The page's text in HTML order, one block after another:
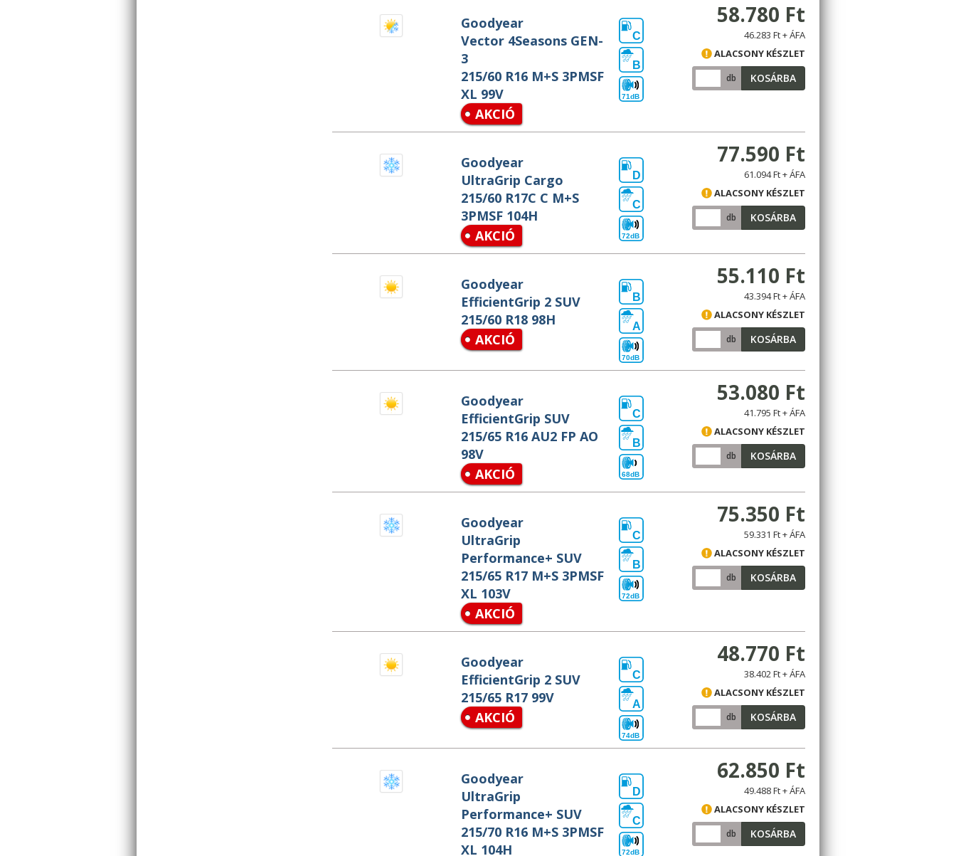
Goodyear
Vector 4Seasons GEN-
3
215/60 R16 M+S 3PMSF
XL 99V
AKCIÓ
C
B
71dB
58.780 Ft
46.283 Ft + ÁFA
ALACSONY KÉSZLET
db KOSÁRBA
Goodyear
UltraGrip Cargo
215/60 R17C C M+S
3PMSF 104H
AKCIÓ
D
C
72dB
77.590 Ft
61.094 Ft + ÁFA
ALACSONY KÉSZLET
db KOSÁRBA
Goodyear
EfficientGrip 2 SUV
215/60 R18 98H
AKCIÓ
B
A
70dB
55.110 Ft
43.394 Ft + ÁFA
ALACSONY KÉSZLET
db KOSÁRBA
Goodyear
EfficientGrip SUV
215/65 R16 AU2 FP AO
98V
AKCIÓ
C
B
68dB
53.080 Ft
41.795 Ft + ÁFA
ALACSONY KÉSZLET
db KOSÁRBA
Goodyear
UltraGrip
Performance+ SUV
215/65 R17 M+S 3PMSF
XL 103V
AKCIÓ
C
B
72dB
75.350 Ft
59.331 Ft + ÁFA
ALACSONY KÉSZLET
db KOSÁRBA
Goodyear
EfficientGrip 2 SUV
215/65 R17 99V
AKCIÓ
C
A
74dB
48.770 Ft
38.402 Ft + ÁFA
ALACSONY KÉSZLET
db KOSÁRBA
Goodyear
UltraGrip
Performance+ SUV
215/70 R16 M+S 3PMSF
XL 104H
D
C
72dB
62.850 Ft
49.488 Ft + ÁFA
ALACSONY KÉSZLET
db KOSÁRBA